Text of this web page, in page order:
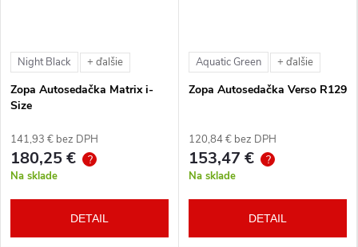
Night Black + ďalšie
Zopa Autosedačka Matrix i-
Size
141,93 € bez DPH
180,25 € ?
Na sklade
DETAIL
Aquatic Green + ďalšie
Zopa Autosedačka Verso R129
120,84 € bez DPH
153,47 € ?
Na sklade
DETAIL